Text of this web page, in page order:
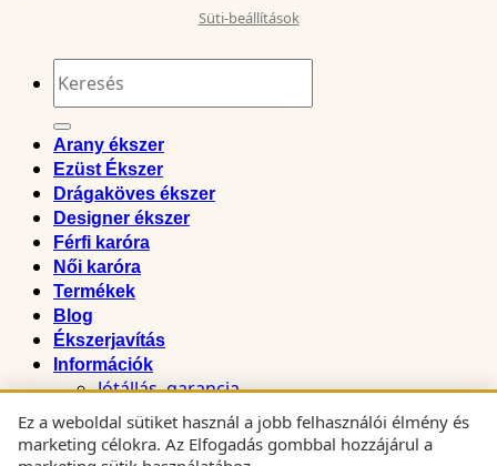
Ez a weboldal sütiket használ a jobb felhasználói élmény és
marketing célokra. Az Elfogadás gombbal hozzájárul a
Süti-beállítások
Keresés
a
következőre:
Arany ékszer
Ezüst Ékszer
Drágaköves ékszer
Designer ékszer
Férfi karóra
Női karóra
Termékek
Blog
Ékszerjavítás
Információk
Jótállás, garancia
Szállítási, átvétel
Tájékoztató a biztonságos bankkártyás